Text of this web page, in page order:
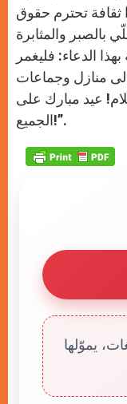
ثقافة تحترم حقوق
بالصبر والمثابرة
الدعاء: فليغمر
إلى منازل وجماعات
عيد مبارك على
الجميع!”.
يموّلها